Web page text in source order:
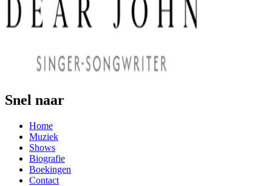
Snel naar
Home
Muziek
Shows
Biografie
Boekingen
Contact